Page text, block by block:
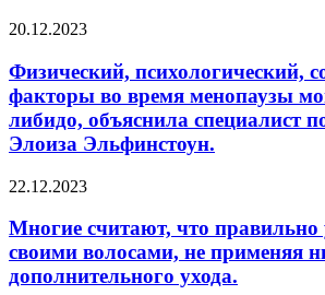
Деревянный
Сказочное
существо
олицетворяет
собой
силу,
власть
Физический,
социальный
факторы
во
время
менопаузы
влиять
либидо,
специалист
по
20.12.2023
Физический, психологический,
факторы во время менопаузы
либидо, объяснила специалист
Элоиза Эльфинстоун.
Многие
что
ухаживают
за
22.12.2023
Многие считают, что
своими волосами, не применяя
дополнительного ухода.